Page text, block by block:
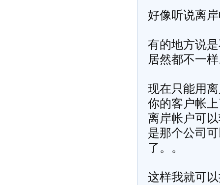
好像听说离
有的地方说
居然都不一
现在只能用
你的客户帐
离岸帐户可
是那个公司
了。。
这样我就可